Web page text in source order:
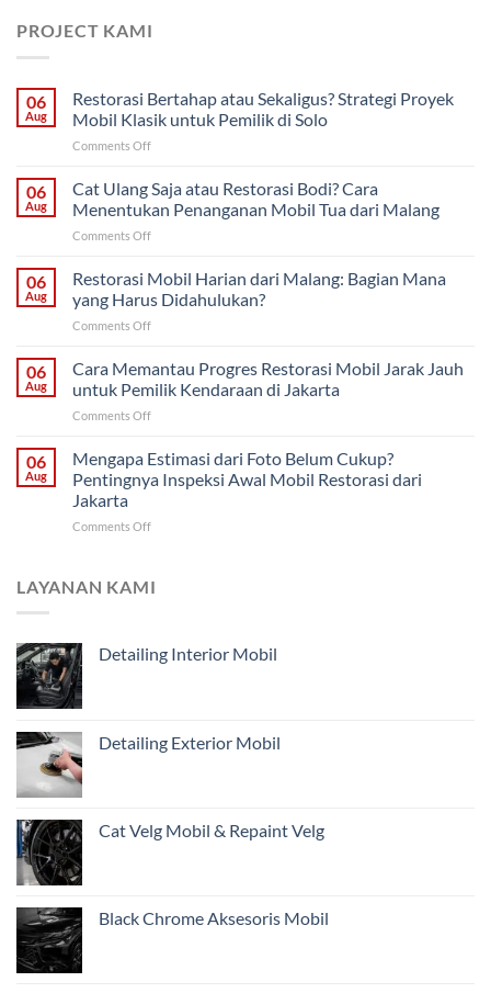
PROJECT KAMI
06
Aug
Restorasi Bertahap atau Sekaligus? Strategi Proyek
Mobil Klasik untuk Pemilik di Solo
Comments Offon
Bertahap
atau
Sekaligus?
Strategi
Mobil
Klasik
Solo
06
Aug
Cat Ulang Saja atau Restorasi Bodi? Cara
Menentukan Penanganan Mobil Tua dari Malang
Comments Offon
Ulang
Saja
atau
Restorasi
Cara
Menentukan
dari
Malang
06
Aug
Restorasi Mobil Harian dari Malang: Bagian Mana
yang Harus Didahulukan?
Comments Offon
Mobil
Harian
dari
Malang:
Mana
yang
06
Aug
Cara Memantau Progres Restorasi Mobil Jarak Jauh
untuk Pemilik Kendaraan di Jakarta
Comments Offon
Memantau
Progres
Restorasi
Jarak
Pemilik
06
Aug
Mengapa Estimasi dari Foto Belum Cukup?
Pentingnya Inspeksi Awal Mobil Restorasi dari
Jakarta
Comments Offon
dari
Pentingnya
dari
LAYANAN KAMI
Detailing Interior Mobil
Detailing Exterior Mobil
Cat Velg Mobil & Repaint Velg
Black Chrome Aksesoris Mobil